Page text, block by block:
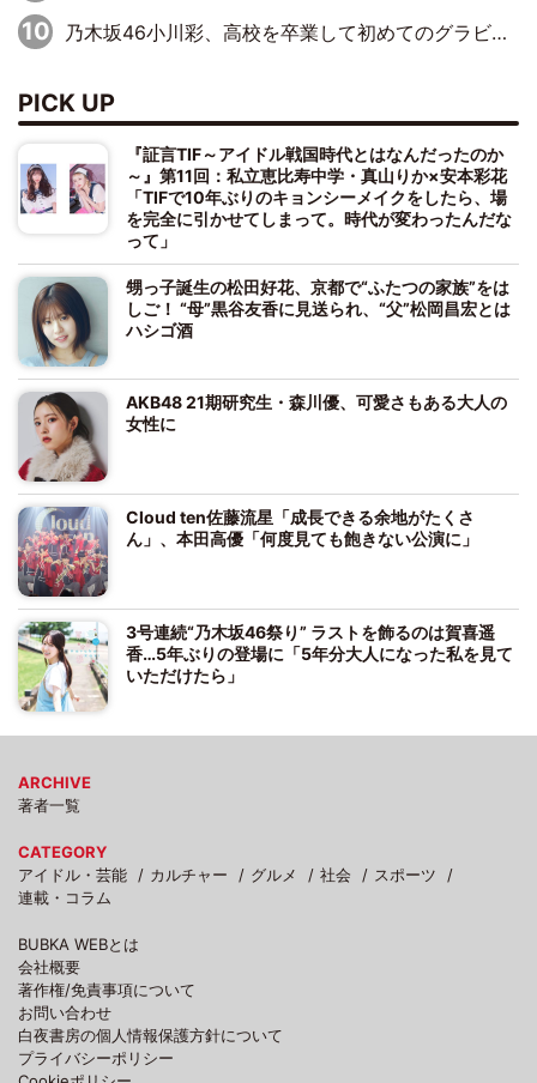
乃木坂46小川彩、高校を卒業して初めてのグラビア「大人になった感じがしました(笑)」
PICK UP
『証言TIF～アイドル戦国時代とはなんだったのか
～』第11回：私立恵比寿中学・真山りか×安本彩花
「TIFで10年ぶりのキョンシーメイクをしたら、場
を完全に引かせてしまって。時代が変わったんだな
って」
甥っ子誕生の松田好花、京都で“ふたつの家族”をは
しご！ “母”黒谷友香に見送られ、“父”松岡昌宏とは
ハシゴ酒
AKB48 21期研究生・森川優、可愛さもある大人の
女性に
Cloud ten佐藤流星「成長できる余地がたくさ
ん」、本田高優「何度見ても飽きない公演に」
3号連続“乃木坂46祭り” ラストを飾るのは賀喜遥
香…5年ぶりの登場に「5年分大人になった私を見て
いただけたら」
ARCHIVE
著者一覧
CATEGORY
アイドル・芸能
カルチャー グルメ 社会
スポーツ
連載・コラム
BUBKA WEBとは
会社概要
著作権/免責事項について
お問い合わせ
白夜書房の個人情報保護方針について
プライバシーポリシー